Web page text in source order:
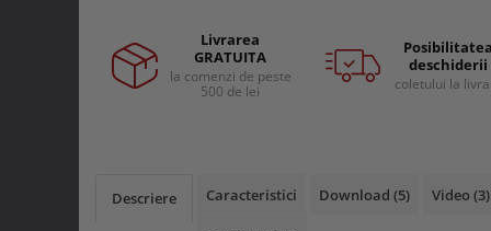
Alte accesorii echipamente
Echipamente muncitori ferma
Livrarea
GRATUITA
la comenzi de peste
500 de lei
Posibilitatea
deschiderii
coletului la
Descriere Caracteristici Download (5) Video (3)